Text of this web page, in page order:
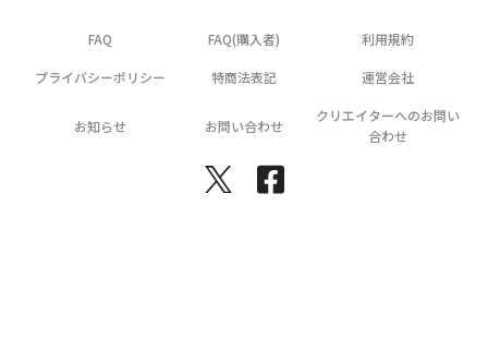
FAQ FAQ(購入者) 利用規約
プライバシーポリシー 特商法表記 運営会社
お知らせ お問い合わせ
クリエイターへのお問い
合わせ